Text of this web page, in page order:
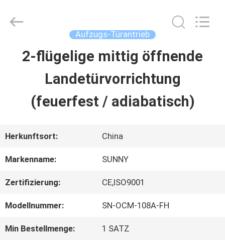
HAUS
PRODUKTE
VIDEOS
FABRIK-
SUNNY
Aufzugs-Türantrieb
2-flügelige mittig öffnende
Landetürvorrichtung
(feuerfest / adiabatisch)
Herkunftsort: China
Markenname: SUNNY
Zertifizierung: CE,ISO9001
Modellnummer: SN-OCM-108A-FH
Min Bestellmenge: 1 SATZ